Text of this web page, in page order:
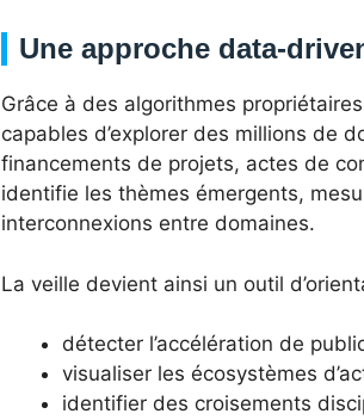
Une approche data-
Grâce à des algorithmes
capables d’explorer des millions de
financements de projets, actes de
identifie les thèmes émergents,
interconnexions entre domaines.
La veille devient ainsi un outil
détecter l’accélération de
visualiser les écosystèmes
identifier des croisements